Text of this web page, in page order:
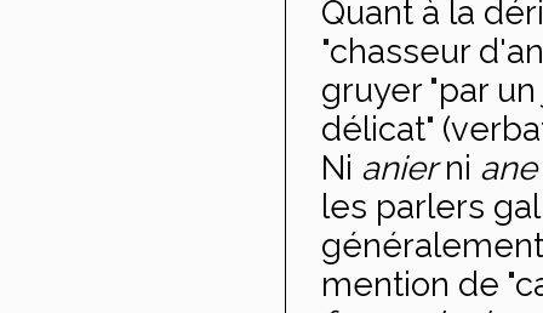
Quant à la
"chasseur
gruyer "par
délicat"
Ni anierni
les parlers
mention de